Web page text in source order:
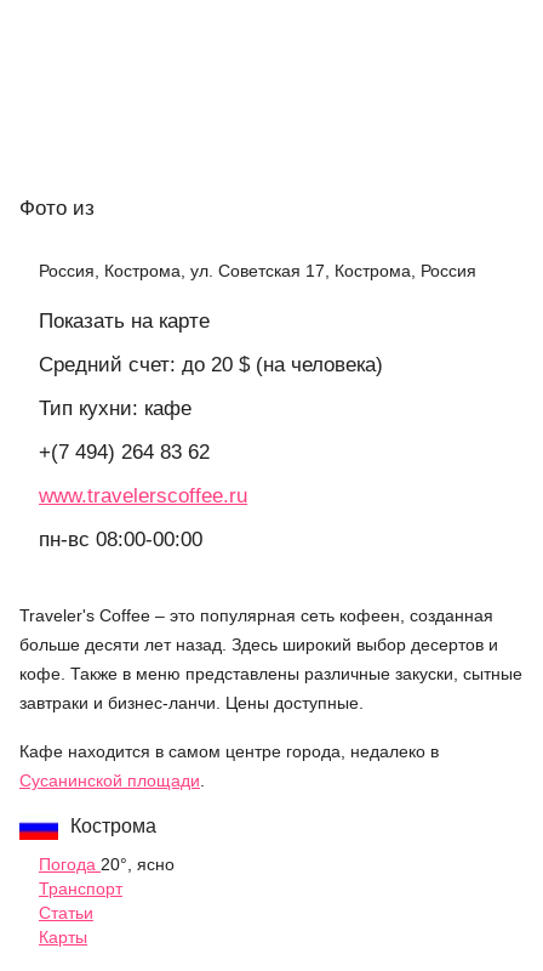
Фото из
Россия, Кострома, ул. Советская 17, Кострома, Россия
Показать на карте
Средний счет: до 20 $ (на человека)
Тип кухни: кафе
+(7 494) 264 83 62
www.travelerscoffee.ru
пн-вс 08:00-00:00
Traveler's Coffee – это популярная сеть кофеен, созданная
больше десяти лет назад. Здесь широкий выбор десертов и
кофе. Также в меню представлены различные закуски, сытные
завтраки и бизнес-ланчи. Цены доступные.
Кафе находится в самом центре города, недалеко в
Сусанинской площади.
Кострома
Погода 20°, ясно
Транспорт
Статьи
Карты